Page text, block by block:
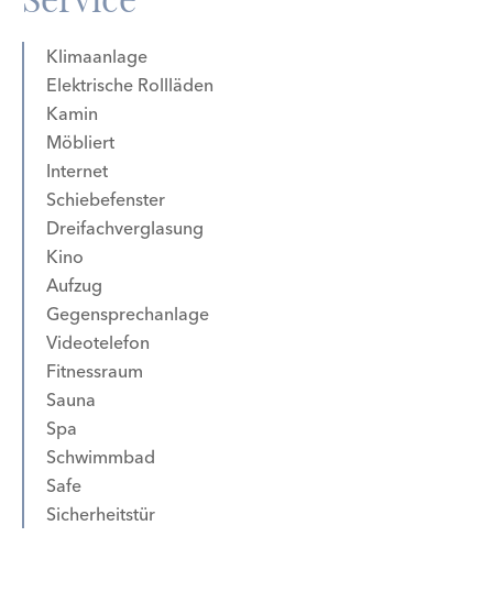
Klimaanlage
Elektrische Rollläden
Kamin
Möbliert
Internet
Schiebefenster
Dreifachverglasung
Kino
Aufzug
Gegensprechanlage
Videotelefon
Fitnessraum
Sauna
Spa
Schwimmbad
Safe
Sicherheitstür